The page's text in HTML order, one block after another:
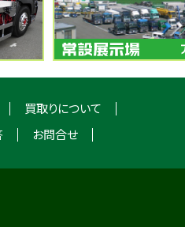
買取りについて
お問合せ